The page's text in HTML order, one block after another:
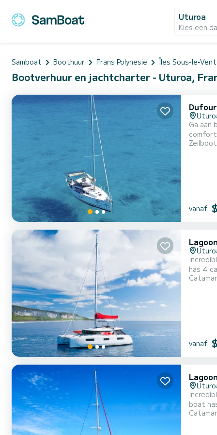
Uturoa
Kies een
Samboat Boothuur Frans Polynesië Îles Sous-le-Vent
Bootverhuur en jachtcharter - Uturoa,
Ga aan
Zeilboot
vanaf
has 4
exceptional
vanaf
boat
spend an